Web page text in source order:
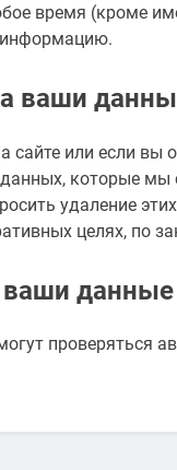
время (кроме
информацию.
ваши
сайте или если
которые
удаление
целях, по
ваши данные
проверяться